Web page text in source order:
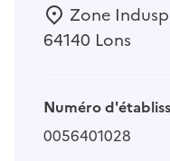
Zone
64140 Lons
Numéro
0056401028